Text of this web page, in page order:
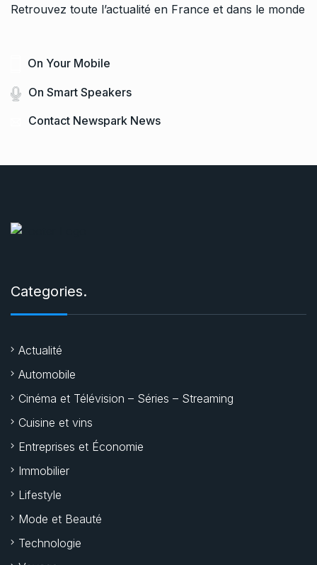
Retrouvez toute l’actualité en France et dans le monde
On Your Mobile
On Smart Speakers
Contact Newspark News
Categories.
Actualité
Automobile
Cinéma et Télévision – Séries – Streaming
Cuisine et vins
Entreprises et Économie
Immobilier
Lifestyle
Mode et Beauté
Technologie